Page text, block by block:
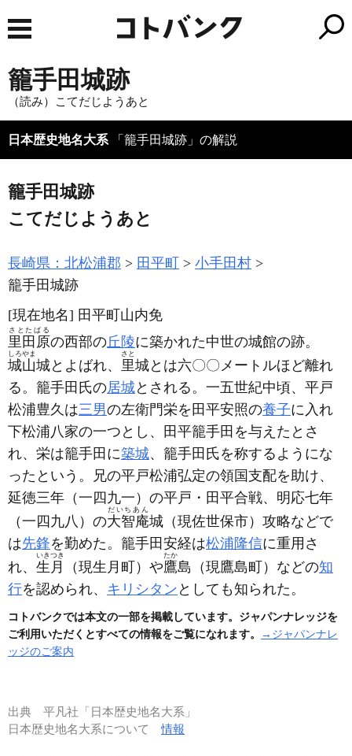
籠手田城跡
（読み）こてだじようあと
日本歴史地名大系 「籠手田城跡」の解説
籠手田城跡
こてだじようあと
長崎県：北松浦郡 田平町
小手田村
籠手田城跡
[現在地名] 田平町山内免
里田原
さとたばる
の西部の丘陵に築かれた中世の城館の跡。
城山
しろやま
城とよばれ、 里
さと
城とは六〇〇メートルほど離れ
る。籠手田氏の居城とされる。一五世紀中頃、平戸
松浦豊久は三男の左衛門栄を田平安照の養子に入れ
下松浦八家の一つとし、田平籠手田を与えたとさ
れ、栄は籠手田に築城、籠手田氏を称するようにな
ったという。兄の平戸松浦弘定の領国支配を助け、
延徳三年 （一四九一） の平戸・田平合戦、明応七年
（一四九八） の大智庵
だいちあん
城 （現佐世保市） 攻略などで
は先鋒を勤めた。籠手田安経は松浦隆信に重用さ
れ、 生月
いきつき
（現生月町） や鷹
たか
島 （現鷹島町） などの知
行を認められ、 キリシタン としても知られた。
コトバンクでは本文の一部を掲載しています。ジャパンナレッジを
ご利用いただくとすべての情報をご覧になれます。
→ジャパンナレ
ッジのご案内
出典 平凡社「日本歴史地名大系」
日本歴史地名大系について情報